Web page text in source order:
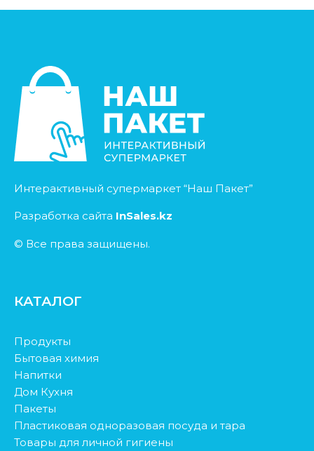
Интерактивный супермаркет “Наш Пакет”
Разработка сайта InSales.kz
© Все права защищены.
КАТАЛОГ
Продукты
Бытовая химия
Напитки
Дом Кухня
Пакеты
Пластиковая одноразовая посуда и тара
Товары для личной гигиены